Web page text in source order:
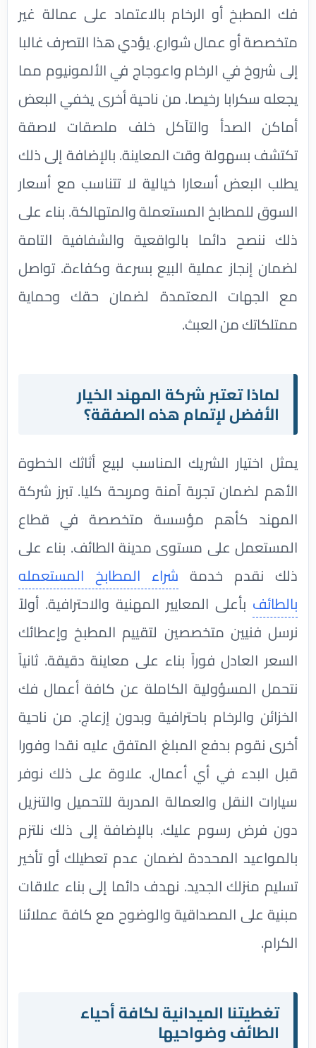
فك المطبخ أو الرخام بالاعتماد على عمالة غير
متخصصة أو عمال شوارع. يؤدي هذا التصرف غالبا
إلى شروخ في الرخام واعوجاج في الألمونيوم مما
يجعله سكرابا رخيصا. من ناحية أخرى يخفي البعض
أماكن الصدأ والتآكل خلف ملصقات لاصقة
تكتشف بسهولة وقت المعاينة. بالإضافة إلى ذلك
يطلب البعض أسعارا خيالية لا تتناسب مع أسعار
السوق للمطابخ المستعملة والمتهالكة. بناء على
ذلك ننصح دائما بالواقعية والشفافية التامة
لضمان إنجاز عملية البيع بسرعة وكفاءة. تواصل
مع الجهات المعتمدة لضمان حقك وحماية
ممتلكاتك من العبث.
لماذا تعتبر شركة المهند الخيار
الأفضل لإتمام هذه الصفقة؟
يمثل اختيار الشريك المناسب لبيع أثاثك الخطوة
الأهم لضمان تجربة آمنة ومربحة كليا. تبرز شركة
المهند كأهم مؤسسة متخصصة في قطاع
المستعمل على مستوى مدينة الطائف. بناء على
ذلك نقدم خدمة شراء المطابخ المستعمله
بالطائف بأعلى المعايير المهنية والاحترافية. أولاً
نرسل فنيين متخصصين لتقييم المطبخ وإعطائك
السعر العادل فوراً بناء على معاينة دقيقة. ثانياً
نتحمل المسؤولية الكاملة عن كافة أعمال فك
الخزائن والرخام باحترافية وبدون إزعاج. من ناحية
أخرى نقوم بدفع المبلغ المتفق عليه نقدا وفورا
قبل البدء في أي أعمال. علاوة على ذلك نوفر
سيارات النقل والعمالة المدربة للتحميل والتنزيل
دون فرض رسوم عليك. بالإضافة إلى ذلك نلتزم
بالمواعيد المحددة لضمان عدم تعطيلك أو تأخير
تسليم منزلك الجديد. نهدف دائما إلى بناء علاقات
مبنية على المصداقية والوضوح مع كافة عملائنا
الكرام.
تغطيتنا الميدانية لكافة أحياء
الطائف وضواحيها